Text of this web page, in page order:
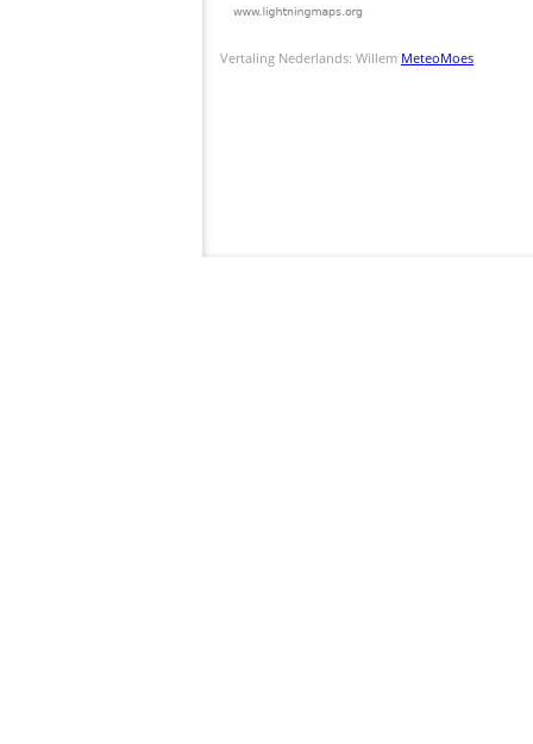
Vertaling Nederlands: Willem MeteoMoes